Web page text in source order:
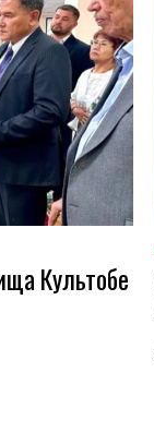
Культобе